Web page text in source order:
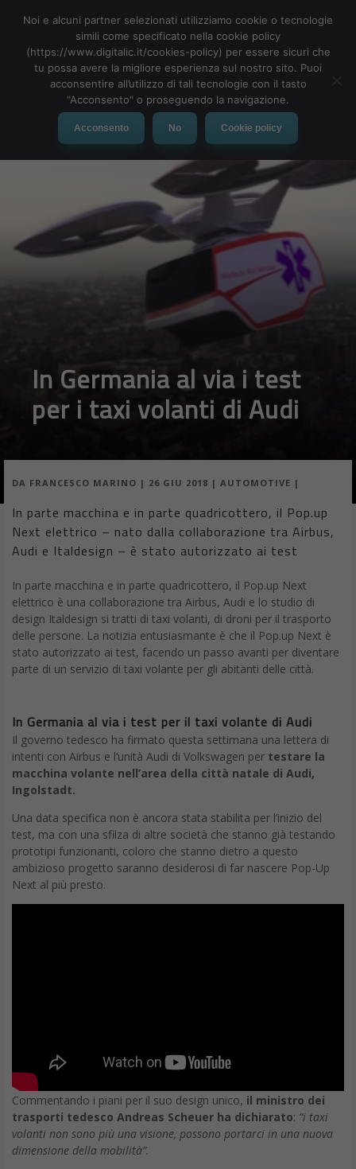
MENU
In Germania al via i test
per i taxi volanti di Audi
DA FRANCESCO MARINO | 26 GIU 2018 | AUTOMOTIVE |
In parte macchina e in parte quadricottero, il Pop.up
Next elettrico – nato dalla collaborazione tra Airbus,
Audi e Italdesign – è stato autorizzato ai test
In parte macchina e in parte quadricottero, il Pop.up Next
elettrico è una collaborazione tra Airbus, Audi e lo studio di
design Italdesign si tratti di taxi volanti, di droni per il trasporto
delle persone. La notizia entusiasmante è che il Pop.up Next è
stato autorizzato ai test, facendo un passo avanti per diventare
parte di un servizio di taxi volante per gli abitanti delle città.
In Germania al via i test per il taxi volante di Audi
Il governo tedesco ha firmato questa settimana una lettera di
intenti con Airbus e l’unità Audi di Volkswagen per testare la
macchina volante nell’area della città natale di Audi,
Ingolstadt.
Una data specifica non è ancora stata stabilita per l’inizio del
test, ma con una sfilza di altre società che stanno già testando
prototipi funzionanti, coloro che stanno dietro a questo
ambizioso progetto saranno desiderosi di far nascere Pop-Up
Next al più presto.
Commentando i piani per il suo design unico, il ministro dei
trasporti tedesco Andreas Scheuer ha dichiarato: “i taxi
volanti non sono più una visione, possono portarci in una nuova
dimensione della mobilità”.
Noi e alcuni partner selezionati utilizziamo cookie o tecnologie
simili come specificato nella cookie policy
(https://www.digitalic.it/cookies-policy) per essere sicuri che
tu possa avere la migliore esperienza sul nostro sito. Puoi
acconsentire all’utilizzo di tali tecnologie con il tasto
"Acconsento" o proseguendo la navigazione.
Acconsento No Cookie policy